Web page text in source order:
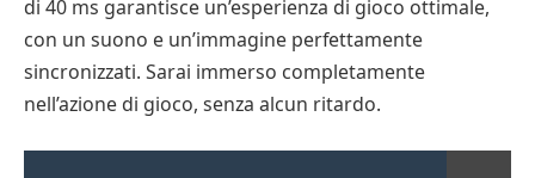
di 40 ms garantisce un’esperienza di gioco ottimale,
con un suono e un’immagine perfettamente
sincronizzati. Sarai immerso completamente
nell’azione di gioco, senza alcun ritardo.